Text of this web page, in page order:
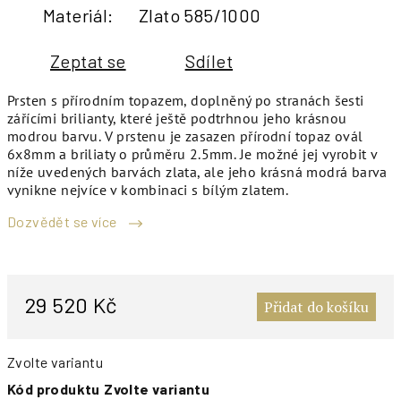
Prsten s přírodním topazem, doplněný po stranách šesti
zářícími brilianty, které ještě podtrhnou jeho krásnou
modrou barvu. V prstenu je zasazen přírodní topaz ovál
6x8mm a briliaty o průměru 2.5mm. Je možné jej vyrobit v
níže uvedených barvách zlata, ale jeho krásná modrá barva
vynikne nejvíce v kombinaci s bílým zlatem.
Dozvědět se více
29 520 Kč Přidat do košíku
Zvolte variantu
Kód produktu Zvolte variantu
Materiál: Zlato 585/1000
Zeptat se Sdílet